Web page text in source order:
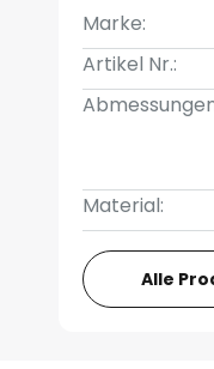
Marke:
Artikel Nr.:
Material:
Alle